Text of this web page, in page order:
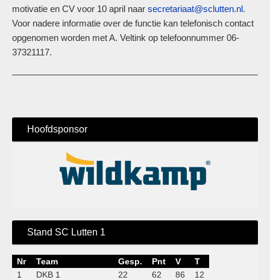
motivatie en CV voor 10 april naar secretariaat@sclutten.nl.
Voor nadere informatie over de functie kan telefonisch contact
opgenomen worden met A. Veltink op telefoonnummer 06-
37321117.
Hoofdsponsor
Stand SC Lutten 1
Nr Team Gesp. Pnt V
T
1
DKB 1 22 62 86
12